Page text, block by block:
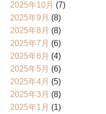
2025年10月 (7)
2025年9月 (8)
2025年8月 (8)
2025年7月 (6)
2025年6月 (4)
2025年5月 (6)
2025年4月 (5)
2025年3月 (8)
2025年1月 (1)